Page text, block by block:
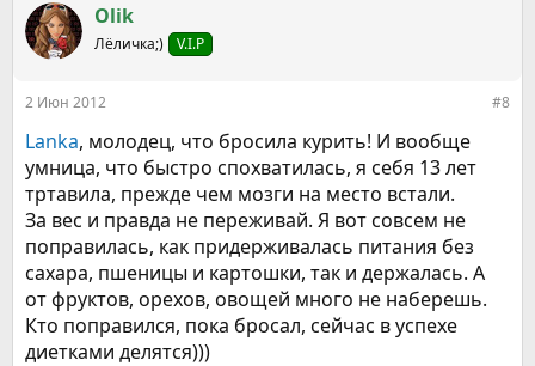
к
ц
и
Olik
Лёличка;) V.I.P
2 Июн 2012 #8
Lanka, молодец, что бросила курить! И вообще
умница, что быстро спохватилась, я себя 13 лет
тртавила, прежде чем мозги на место встали.
За вес и правда не переживай. Я вот совсем не
поправилась, как придерживалась питания без
сахара, пшеницы и картошки, так и держалась. А
от фруктов, орехов, овощей много не наберешь.
Кто поправился, пока бросал, сейчас в успехе
диетками делятся)))